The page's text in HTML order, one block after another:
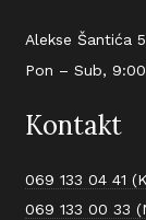
Alekse Šantića
Pon – Sub,
Kontakt
069 133 04 41
069 133 00 33